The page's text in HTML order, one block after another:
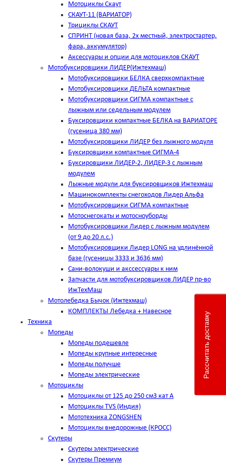
Мотоциклы Скаут
СКАУТ-11 (ВАРИАТОР)
Трициклы СКАУТ
СПРИНТ (новая база, 2х местный, электростартер,
фара, аккумулятор)
Аксессуары и опции для мотоциклов СКАУТ
Мотобуксировщики ЛИДЕР(Ижтехмаш)
Мотобуксировщики БЕЛКА сверхкомпактные
Мотобуксировщики ДЕЛЬТА компактные
Мотобуксировщики СИГМА компактные с
лыжным или седельным модулем
Буксировщики компактные БЕЛКА на ВАРИАТОРЕ
(гусеница 380 мм)
Мотобуксировщики ЛИДЕР без лыжного модуля
Буксировщики компактные СИГМА-4
Буксировщики ЛИДЕР-2, ЛИДЕР-3 c лыжным
модулем
Лыжные модули для буксировщиков Ижтехмаш
Машинокомплекты снегоходов Лидер Альфа
Мотобуксировщики СИГМА компактные
Мотоснегокаты и мотосноуборды
Мотобуксировщики Лидер с лыжным модулем
(от 9 до 20 л.с.)
Мотобуксировщики Лидер LONG на удлинённой
базе (гусеницы 3333 и 3636 мм)
Сани-волокуши и акссессуары к ним
Запчасти для мотобуксировщиков ЛИДЕР пр-во
ИжТехМаш
Мотолебедка Бычок (Ижтехмаш)
КОМПЛЕКТЫ Лебедка + Навесное
Техника
Мопеды
Мопеды подешевле
Мопеды крупные интересные
Мопеды получше
Мопеды электрические
Мотоциклы
Мотоциклы от 125 до 250 см3 кат А
Мотоциклы TVS (Индия)
Мототехника ZONGSHEN
Мотоциклы внедорожные (КРОСС)
Скутеры
Скутеры электрические
Скутеры Премиум
Рассчитать доставку